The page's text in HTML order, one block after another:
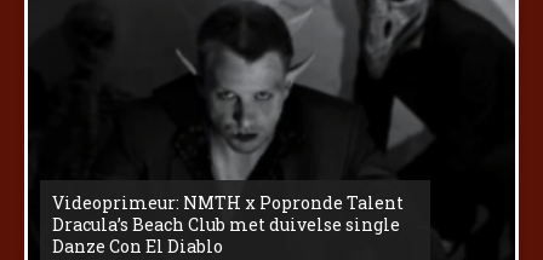
Videoprimeur: NMTH x Popronde Talent
Dracula’s Beach Club met duivelse single
Danze Con El Diablo